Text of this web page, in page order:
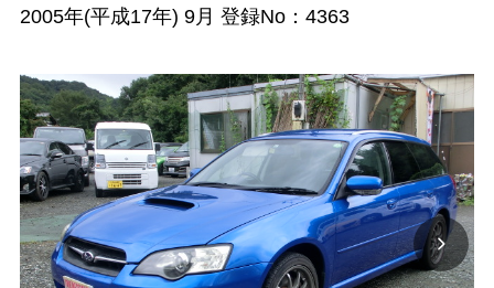
2005年(平成17年) 9月 登録No：4363